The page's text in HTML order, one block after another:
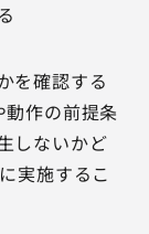
を確認する
動作の前提条
しないかど
実施するこ